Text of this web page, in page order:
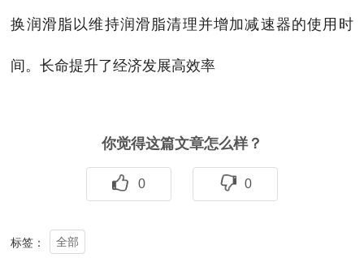
换润滑脂以维持润滑脂清理并增加减速器的使用时
间。长命提升了经济发展高效率
你觉得这篇文章怎么样？
0 0
标签： 全部